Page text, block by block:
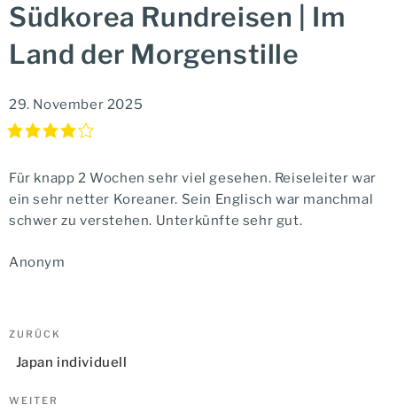
Südkorea Rundreisen | Im
Land der Morgenstille
29. November 2025
Für knapp 2 Wochen sehr viel gesehen. Reiseleiter war
ein sehr netter Koreaner. Sein Englisch war manchmal
schwer zu verstehen. Unterkünfte sehr gut.
Anonym
Beitragsnavigation
Vorheriger
Beitrag
ZURÜCK
Japan individuell
Nächster
WEITER